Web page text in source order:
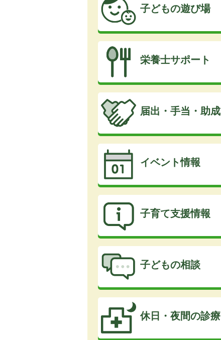
子どもの遊び場
栄養士サポート
届出・手当・助成
イベント情報
子育て支援情報
子どもの相談
休日・夜間の診療